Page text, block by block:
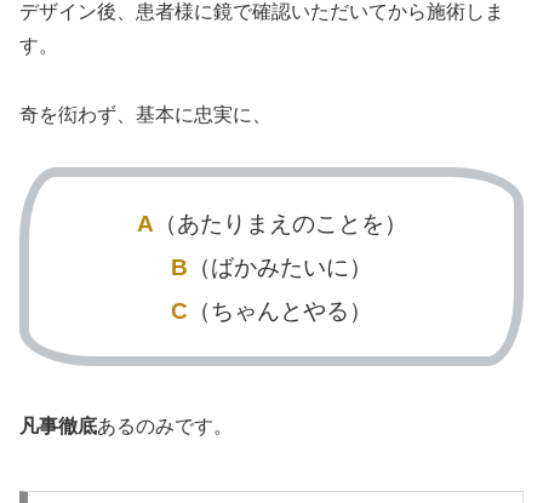
デザイン後、患者様に鏡で確認いただいてから施術しま
す。
奇を衒わず、基本に忠実に、
A （あたりまえのことを）
B （ばかみたいに）
C （ちゃんとやる）
凡事徹底あるのみです。